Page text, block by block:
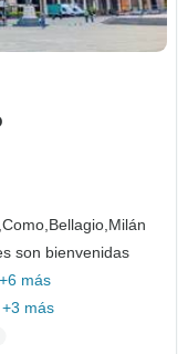
Como, Bellagio, Milán
son bienvenidas
+6 más
+3 más